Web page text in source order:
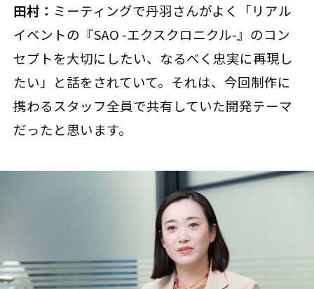
田村： ミーティングで丹羽さんがよく「リアル
イベントの『SAO -エクスクロニクル-』のコン
セプトを大切にしたい、なるべく忠実に再現し
たい」と話をされていて。それは、今回制作に
携わるスタッフ全員で共有していた開発テーマ
だったと思います。